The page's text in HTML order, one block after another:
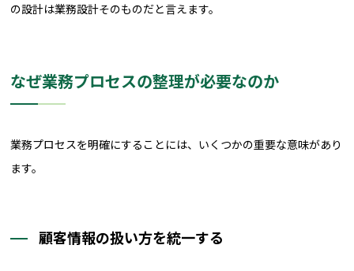
の設計は業務設計そのものだと言えます。
なぜ業務プロセスの整理が必要なのか
業務プロセスを明確にすることには、いくつかの重要な意味があり
ます。
顧客情報の扱い方を統一する